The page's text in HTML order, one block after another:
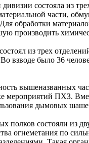
состояла из
части,
производить
из трех
взводе было 36
вышеназванных
мероприятий ПХЗ.
дымовых
полков состояли из
огнеметания по